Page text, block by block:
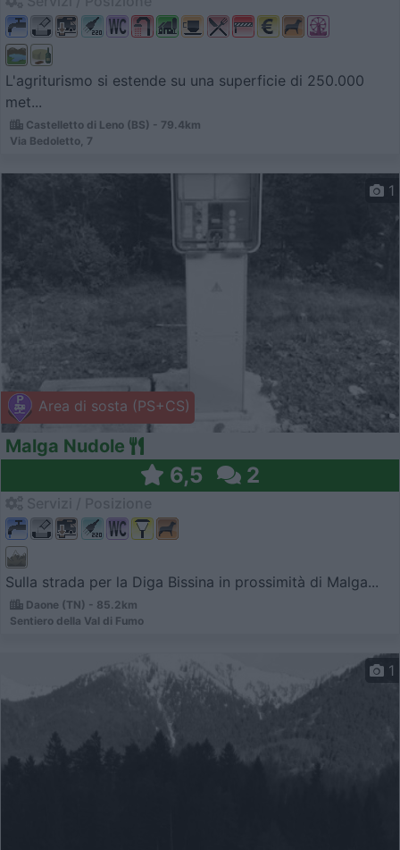
L'agriturismo si estende su una superficie di 250.000
met...
Castelletto di Leno (BS) - 79.4km
Via Bedoletto, 7
Area di sosta (PS+CS)
1
Malga Nudole
6,5 2
Sulla strada per la Diga Bissina in prossimità di Malga...
Daone (TN) - 85.2km
Sentiero della Val di Fumo
1